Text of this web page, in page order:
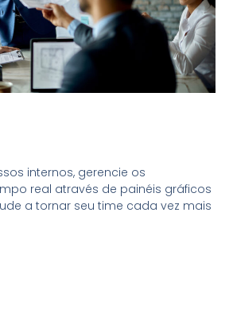
internos, gerencie os
real através de painéis gráficos
a tornar seu time cada vez mais